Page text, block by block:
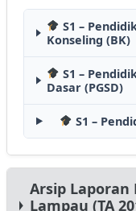
S1 –
Konseling (BK)
S1 –
Dasar (PGSD)
S1 –
Arsip Laporan
Lampau (TA